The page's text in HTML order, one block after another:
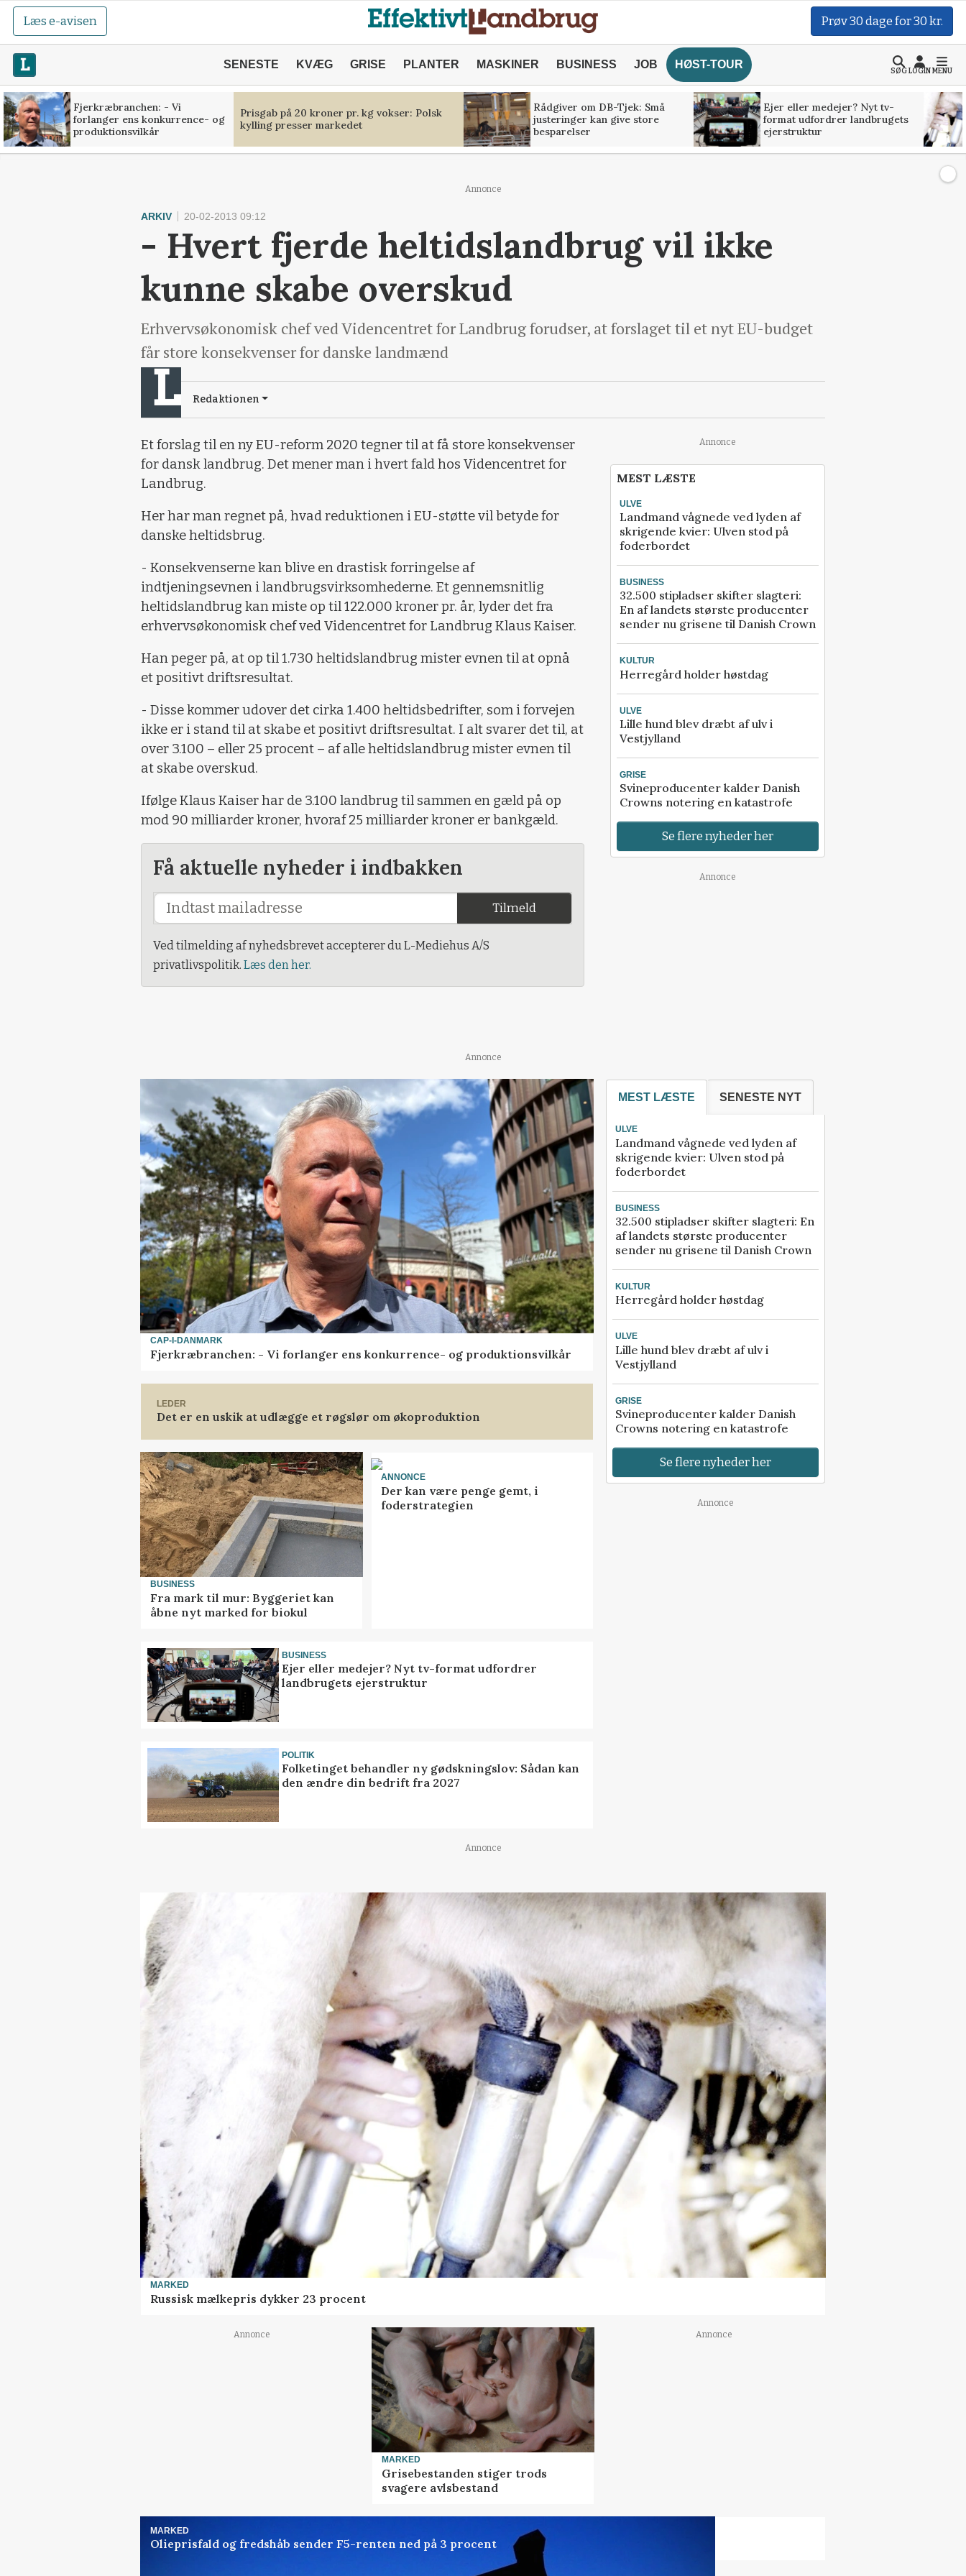
Læs e-avisen Prøv 30 dage for 30 kr.
SENESTE KVÆG GRISE PLANTER MASKINER BUSINESS JOB HØST-TOUR
SØGLOGINMENU
Fjerkræbranchen: - Vi
forlanger ens konkurrence- og
produktionsvilkår
Prisgab på 20 kroner pr. kg vokser: Polsk
kylling presser markedet
Rådgiver om DB-Tjek: Små
justeringer kan give store
besparelser
Ejer eller medejer? Nyt tv-
format udfordrer landbrugets
ejerstruktur
Annonce
ARKIV 20-02-2013 09:12
- Hvert fjerde heltidslandbrug vil ikke
kunne skabe overskud
Erhvervsøkonomisk chef ved Videncentret for Landbrug forudser, at forslaget til et nyt EU-budget
får store konsekvenser for danske landmænd
Redaktionen
Et forslag til en ny EU-reform 2020 tegner til at få store konsekvenser
for dansk landbrug. Det mener man i hvert fald hos Videncentret for
Landbrug.
Her har man regnet på, hvad reduktionen i EU-støtte vil betyde for
danske heltidsbrug.
- Konsekvenserne kan blive en drastisk forringelse af
indtjeningsevnen i landbrugsvirksomhederne. Et gennemsnitlig
heltidslandbrug kan miste op til 122.000 kroner pr. år, lyder det fra
erhvervsøkonomisk chef ved Videncentret for Landbrug Klaus Kaiser.
Han peger på, at op til 1.730 heltidslandbrug mister evnen til at opnå
et positivt driftsresultat.
- Disse kommer udover det cirka 1.400 heltidsbedrifter, som i forvejen
ikke er i stand til at skabe et positivt driftsresultat. I alt svarer det til, at
over 3.100 – eller 25 procent – af alle heltidslandbrug mister evnen til
at skabe overskud.
Ifølge Klaus Kaiser har de 3.100 landbrug til sammen en gæld på op
mod 90 milliarder kroner, hvoraf 25 milliarder kroner er bankgæld.
Få aktuelle nyheder i indbakken
Tilmeld
Ved tilmelding af nyhedsbrevet accepterer du L-Mediehus A/S
privatlivspolitik. Læs den her.
Annonce
MEST LÆSTE
ULVE
Landmand vågnede ved lyden af
skrigende kvier: Ulven stod på
foderbordet
BUSINESS
32.500 stipladser skifter slagteri:
En af landets største producenter
sender nu grisene til Danish Crown
KULTUR
Herregård holder høstdag
ULVE
Lille hund blev dræbt af ulv i
Vestjylland
GRISE
Svineproducenter kalder Danish
Crowns notering en katastrofe
Se flere nyheder her
Annonce
Annonce
CAP-I-DANMARK
Fjerkræbranchen: - Vi forlanger ens konkurrence- og produktionsvilkår
LEDER
Det er en uskik at udlægge et røgslør om økoproduktion
BUSINESS
Fra mark til mur: Byggeriet kan
åbne nyt marked for biokul
ANNONCE
Der kan være penge gemt, i
foderstrategien
BUSINESS
Ejer eller medejer? Nyt tv-format udfordrer
landbrugets ejerstruktur
POLITIK
Folketinget behandler ny gødskningslov: Sådan kan
den ændre din bedrift fra 2027
MEST LÆSTE SENESTE NYT
ULVE
Landmand vågnede ved lyden af
skrigende kvier: Ulven stod på
foderbordet
BUSINESS
32.500 stipladser skifter slagteri: En
af landets største producenter
sender nu grisene til Danish Crown
KULTUR
Herregård holder høstdag
ULVE
Lille hund blev dræbt af ulv i
Vestjylland
GRISE
Svineproducenter kalder Danish
Crowns notering en katastrofe
Se flere nyheder her
Annonce
Annonce
MARKED
Russisk mælkepris dykker 23 procent
Annonce
MARKED
Grisebestanden stiger trods
svagere avlsbestand
Annonce
MARKED
Olieprisfald og fredshåb sender F5-renten ned på 3 procent